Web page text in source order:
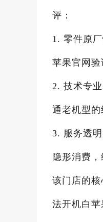
评：
1. 零件原
苹果官网验
2. 技术专
通老机型的
3. 服务透
隐形消费
该门店的
法开机白